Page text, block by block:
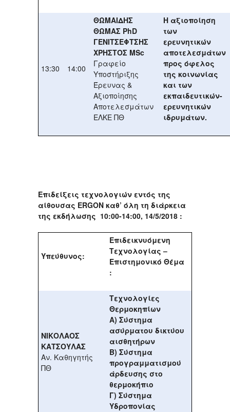
13:30 14:00
ΘΩΜΑΙΔΗΣ
ΘΩΜΑΣ PhD
ΓΕΝΙΤΣΕΦΤΣΗΣ
ΧΡΗΣΤΟΣ MSc
Γραφείο
Υποστήριξης
Έρευνας &
Αξιοποίησης
Αποτελεσμάτων
ΕΛΚΕ ΠΘ
Η αξιοποίηση
των
ερευνητικών
αποτελεσμάτων
προς όφελος
της κοινωνίας
και των
εκπαιδευτικών-
ερευνητικών
ιδρυμάτων.
Επιδείξεις τεχνολογιών εντός της
αίθουσας ERGON καθ’ όλη τη διάρκεια
της εκδήλωσης 10:00-14:00, 14/5/2018 :
Υπεύθυνος:
Επιδεικνυόμενη
Τεχνολογίας –
Επιστημονικό Θέμα
:
ΝΙΚΟΛΑΟΣ
ΚΑΤΣΟΥΛΑΣ
Αν. Καθηγητής
ΠΘ
Τεχνολογίες
Θερμοκηπίων
Α) Σύστημα
ασύρματου δικτύου
αισθητήρων
Β) Σύστημα
προγραμματισμού
άρδευσης στο
θερμοκήπιο
Γ) Σύστημα
Υδροπονίας